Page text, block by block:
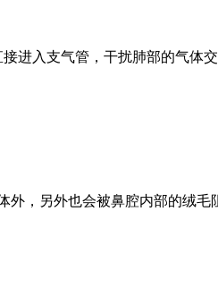
进入支气管，干扰肺部的气体
，另外也会被鼻腔内部的绒毛